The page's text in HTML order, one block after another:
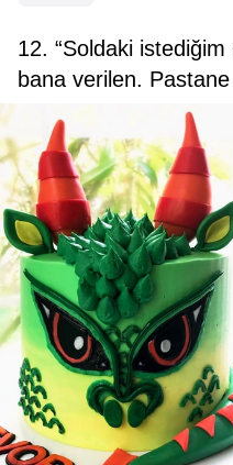
12. “Soldaki
bana verilen. Pastane